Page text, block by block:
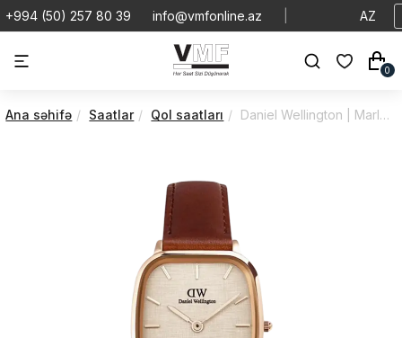
+994 (50) 257 80 39 info@vmfonline.az AZ
0
Ana səhifə Saatlar Qol saatları Daniel Wellington | Marlon | Mawes | DW00100816